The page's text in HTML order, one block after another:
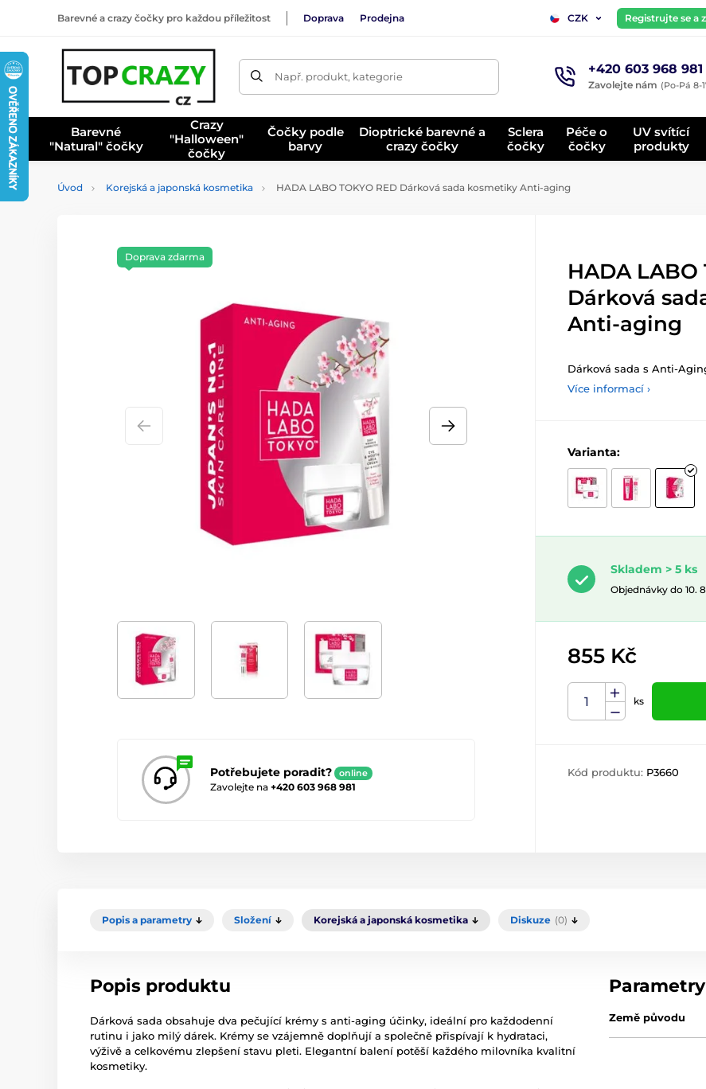
Barevné a crazy čočky pro každou příležitost Doprava Prodejna CZK Registrujte se a
Např. produkt, kategorie +420 603 968 981
Zavolejte nám (Po-Pá 8-
Barevné
"Natural" čočky
Crazy
"Halloween"
čočky
Čočky podle
barvy
Dioptrické barevné a
crazy čočky
Sclera
čočky
Péče o
čočky
UV svítící
produkty
Úvod Korejská a japonská kosmetika HADA LABO TOKYO RED Dárková sada kosmetiky Anti-aging
Potřebujete poradit? online
Zavolejte na +420 603 968 981
Doprava zdarma
HADA LABO
Dárková
Anti-aging
Dárková sada s Anti-
Více informací ›
Varianta:
Skladem > 5 ks
Objednávky do 10.
855 Kč
ks
Kód produktu: P3660
Popis a parametry Složení Korejská a japonská kosmetika Diskuze (0)
Popis produktu
Dárková sada obsahuje dva pečující krémy s anti-aging účinky, ideální pro každodenní
rutinu i jako milý dárek. Krémy se vzájemně doplňují a společně přispívají k hydrataci,
výživě a celkovému zlepšení stavu pleti. Elegantní balení potěší každého milovníka kvalitní
kosmetiky.
Parametry
Země původu